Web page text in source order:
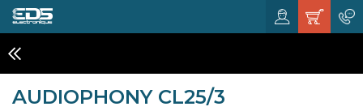
AUDIOPHONY CL25/3